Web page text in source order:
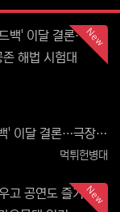
게시
New
'영화 홀드백' 이달 결론…극장·OTT 공존 해법 시험…
등록자
먹튀헌병대
New